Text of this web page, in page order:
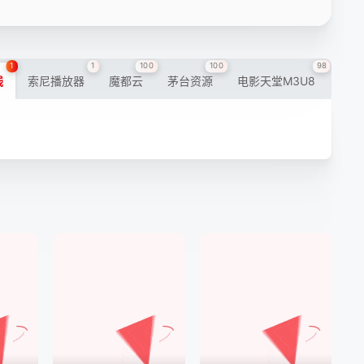
1
索尼播放器
1
魔都云
100
茅台资源
100
电影天堂M3U8
98